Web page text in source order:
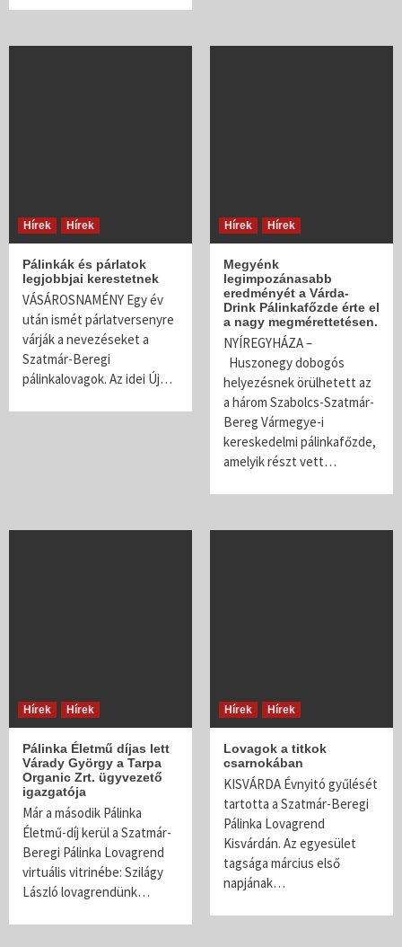
Hírek Hírek
Pálinkák és párlatok
legjobbjai kerestetnek
VÁSÁROSNAMÉNY Egy év
után ismét párlatversenyre
várják a nevezéseket a
Szatmár-Beregi
pálinkalovagok. Az idei Új…
Hírek Hírek
Megyénk
legimpozánasabb
eredményét a Várda-
Drink Pálinkafőzde érte el
a nagy megmérettetésen.
NYÍREGYHÁZA –
Huszonegy dobogós
helyezésnek örülhetett az
a három Szabolcs-Szatmár-
Bereg Vármegye-i
kereskedelmi pálinkafőzde,
amelyik részt vett…
Hírek Hírek
Pálinka Életmű díjas lett
Várady György a Tarpa
Organic Zrt. ügyvezető
igazgatója
Már a második Pálinka
Életmű-díj kerül a Szatmár-
Beregi Pálinka Lovagrend
virtuális vitrinébe: Szilágy
László lovagrendünk…
Hírek Hírek
Lovagok a titkok
csarnokában
KISVÁRDA Évnyitó gyűlését
tartotta a Szatmár-Beregi
Pálinka Lovagrend
Kisvárdán. Az egyesület
tagsága március első
napjának…